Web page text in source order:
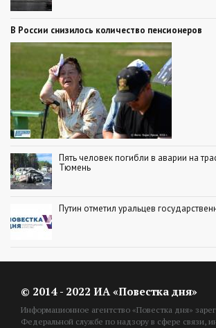
В России снизилось количество пенсионеров
Пять человек погибли в аварии на
Тюмень
Путин отметил уральцев
© 2014 - 2022 ИА «Повестка дня»
Информационное агентство «Повестка дня»
Федеральной службе по надзору в сфере связи,